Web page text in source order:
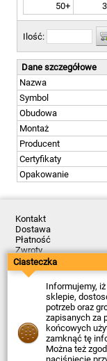
50+
Ilość:
Dane szczegółowe
Nazwa
Symbol
Obudowa
Montaż
Producent
Certyfikaty
Opakowanie
Kontakt
Dostawa
Płatność
Zwroty
Reklamacje
Regulamin
Polityka Prywatności
O Firmie
Data ostatniej
© Firma Piekarz Sp. z
Sklep elektroniczny
ul. Wólczyńska 206
Ciasteczka
Informujemy,
sklepie,
potrzeb oraz
zapisanych za
końcowych
zamknąć tę
Można też